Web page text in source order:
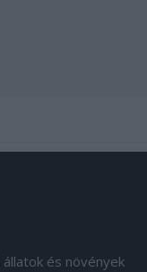
és növények